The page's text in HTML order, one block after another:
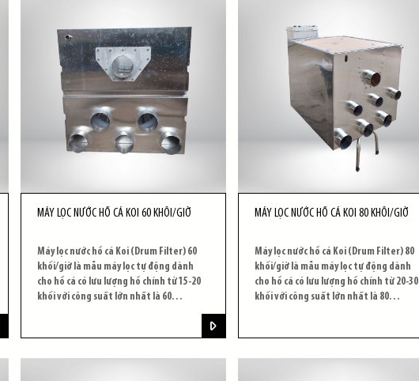
MÁY LỌC NƯỚC HỒ CÁ KOI 60 KHỐI/GIỜ
Máy lọc nước hồ cá Koi (Drum Filter) 60
khối/giờ là mẫu máy lọc tự động dành
cho hồ cá có lưu lượng hồ chính từ 15-20
khối với công suất lớn nhất là 60
MÁY LỌC NƯỚC HỒ CÁ KOI 80 KHỐI/GIỜ
Máy lọc nước hồ cá Koi (Drum Filter) 80
khối/giờ là mẫu máy lọc tự động dành
cho hồ cá có lưu lượng hồ chính từ 20-30
khối với công suất lớn nhất là 80